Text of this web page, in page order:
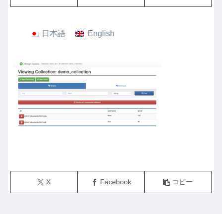
日本語 English
X Facebook コピー